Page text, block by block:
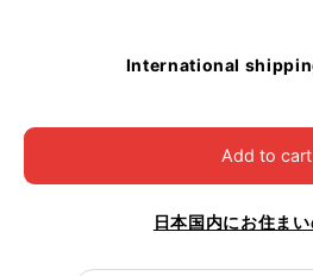
International
Add to cart
日本国内にお住ま